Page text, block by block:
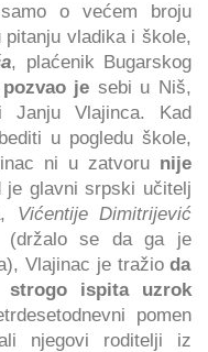
o većem broju
pitanju vladika i škole,
, plaćenik Bugarskog
pozvao je sebi u Niš,
Janju Vlajinca. Kad
u pogledu škole,
ni u zatvoru nije
je glavni srpski učitelj
Vićentije Dimitrijević
se da ga je
Vlajinac je tražioda
strogo ispita uzrok
pomen
njegovi roditelji iz